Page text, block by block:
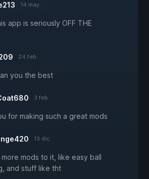
14 may.
app is seriously OFF THE
24 feb.
you the best
3 feb.
for making such a great mods
13 dic.
mods to it, like easy ball
and stuff like tht